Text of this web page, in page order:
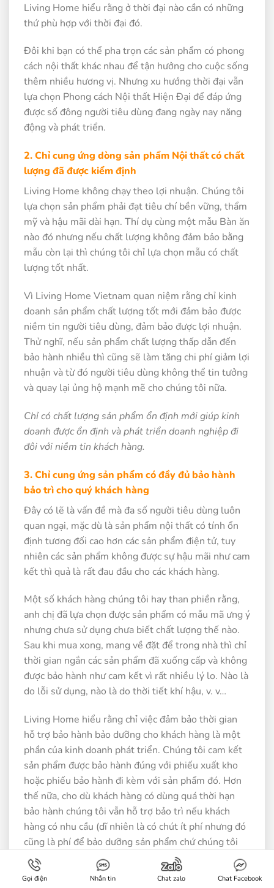
Living Home hiểu rằng ở thời đại nào cần có những
thứ phù hợp với thời đại đó.
Đôi khi bạn có thể pha trọn các sản phẩm có phong
cách nội thất khác nhau để tận hưởng cho cuộc sống
thêm nhiều hương vị. Nhưng xu hướng thời đại vẫn
lựa chọn Phong cách Nội thất Hiện Đại để đáp ứng
được số đông người tiêu dùng đang ngày nay năng
động và phát triển.
2. Chỉ cung ứng dòng sản phẩm Nội thất có chất
lượng đã được kiểm định
Living Home không chạy theo lợi nhuận. Chúng tôi
lựa chọn sản phẩm phải đạt tiêu chí bền vững, thẩm
mỹ và hậu mãi dài hạn. Thí dụ cùng một mẫu Bàn ăn
nào đó nhưng nếu chất lượng không đảm bảo bằng
mẫu còn lại thì chúng tôi chỉ lựa chọn mẫu có chất
lượng tốt nhất.
Vì Living Home Vietnam quan niệm rằng chỉ kinh
doanh sản phẩm chất lượng tốt mới đảm bảo được
niềm tin người tiêu dùng, đảm bảo được lợi nhuận.
Thử nghĩ, nếu sản phẩm chất lượng thấp dẫn đến
bảo hành nhiều thì cũng sẽ làm tăng chi phí giảm lợi
nhuận và từ đó người tiêu dùng không thể tin tưởng
và quay lại ủng hộ mạnh mẽ cho chúng tôi nữa.
Chỉ có chất lượng sản phẩm ổn định mới giúp kinh
doanh được ổn định và phát triển doanh nghiệp đi
đôi với niềm tin khách hàng.
3. Chỉ cung ứng sản phẩm có đầy đủ bảo hành
bảo trì cho quý khách hàng
Đây có lẽ là vấn đề mà đa số người tiêu dùng luôn
quan ngại, mặc dù là sản phẩm nội thất có tính ổn
định tương đối cao hơn các sản phẩm điện tử, tuy
nhiên các sản phẩm không được sự hậu mãi như cam
kết thì quả là rất đau đầu cho các khách hàng.
Một số khách hàng chúng tôi hay than phiền rằng,
anh chị đã lựa chọn được sản phẩm có mẫu mã ưng ý
nhưng chưa sử dụng chưa biết chất lượng thế nào.
Sau khi mua xong, mang về đặt để trong nhà thì chỉ
thời gian ngắn các sản phẩm đã xuống cấp và không
được bảo hành như cam kết vì rất nhiều lý lo. Nào là
do lỗi sử dụng, nào là do thời tiết khí hậu, v. v…
Living Home hiểu rằng chỉ việc đảm bảo thời gian
hỗ trợ bảo hành bảo dưỡng cho khách hàng là một
phần của kinh doanh phát triển. Chúng tôi cam kết
sản phẩm được bảo hành đúng với phiếu xuất kho
hoặc phiếu bảo hành đi kèm với sản phẩm đó. Hơn
thế nữa, cho dù khách hàng có dùng quá thời hạn
bảo hành chúng tôi vẫn hỗ trợ bảo trì nếu khách
hàng có nhu cầu (dĩ nhiên là có chút ít phí nhưng đó
cũng là phí để bảo dưỡng sản phẩm chứ chúng tôi
không đặt nặng vấn đề lợi ích trong khâu hậu mãi
sau bán hàng).
Gọi điện Nhắn tin Chat zalo Chat Facebook